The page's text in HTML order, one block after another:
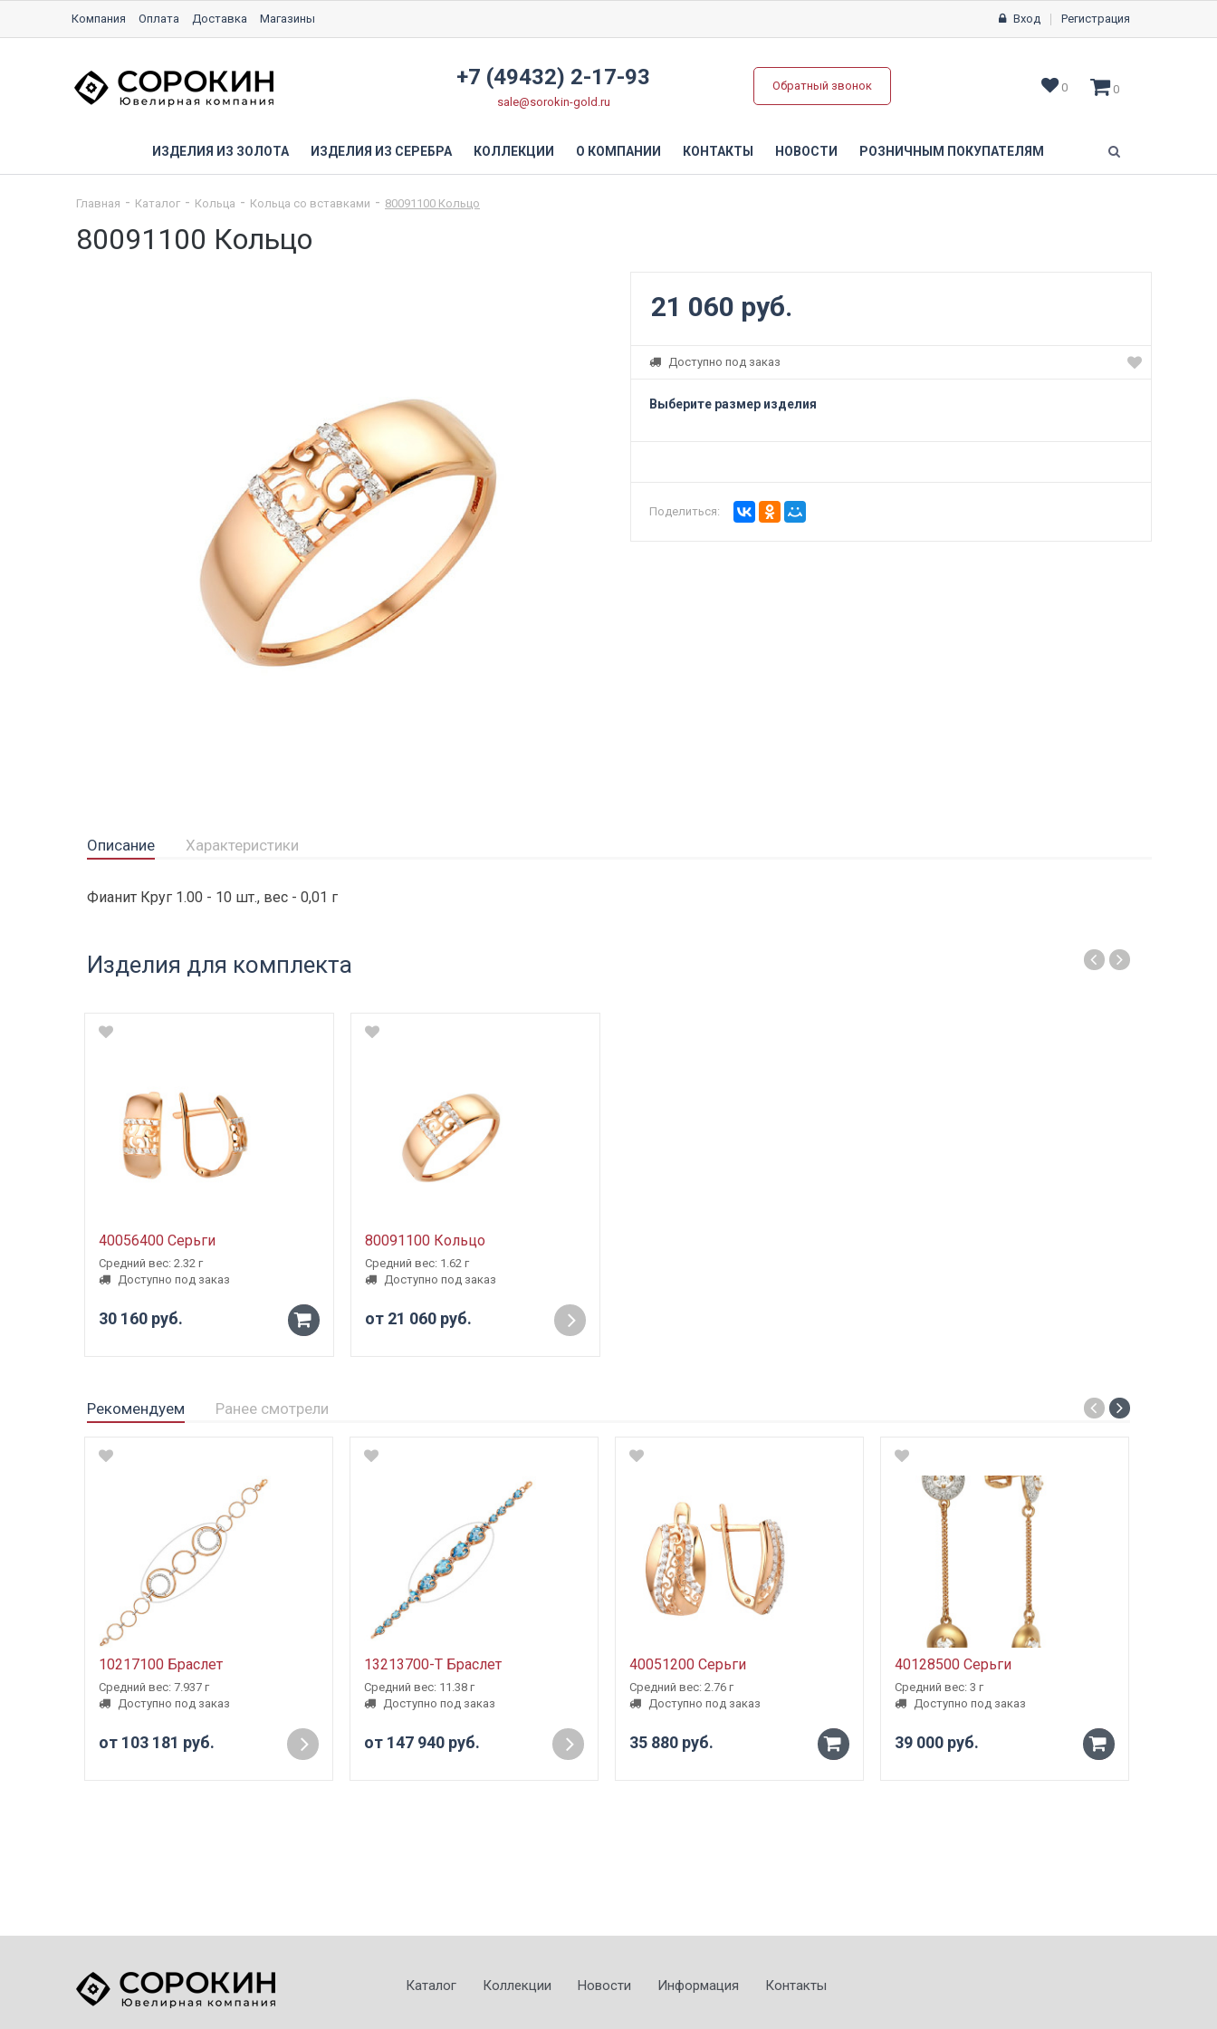
Компания Оплата Доставка Магазины Вход Регистрация
+7 (49432) 2-17-93
sale@sorokin-gold.ru
Обратный звонок 0 0
ИЗДЕЛИЯ ИЗ ЗОЛОТА ИЗДЕЛИЯ ИЗ СЕРЕБРА КОЛЛЕКЦИИ О КОМПАНИИ КОНТАКТЫ НОВОСТИ РОЗНИЧНЫМ ПОКУПАТЕЛЯМ
Главная Каталог Кольца Кольца со вставками 80091100 Кольцо
80091100 Кольцо
21 060 руб.
Доступно под заказ
Выберите размер изделия
Поделиться:
Описание Характеристики
Фианит Круг 1.00 - 10 шт., вес - 0,01 г
Изделия для комплекта
40056400 Серьги
Средний вес: 2.32 г
Доступно под заказ
30 160 руб. -
80091100 Кольцо
Средний вес: 1.62 г
Доступно под заказ
от 21 060 руб.
Рекомендуем Ранее смотрели
10217100 Браслет
Средний вес: 7.937 г
Доступно под заказ
от 103 181 руб.
13213700-Т Браслет
Средний вес: 11.38 г
Доступно под заказ
от 147 940 руб.
40051200 Серьги
Средний вес: 2.76 г
Доступно под заказ
35 880 руб. -
40128500 Серьги
Средний вес: 3 г
Доступно под заказ
39 000 руб. -
Каталог Коллекции Новости Информация Контакты